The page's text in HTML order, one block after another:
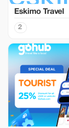
Eskimo Travel
2